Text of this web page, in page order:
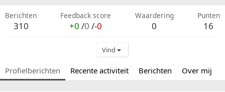
Berichten
310
Feedback score
+0 /0 /-0
Waardering
0
Punten
16
Vind
Profielberichten Recente activiteit Berichten Over mij